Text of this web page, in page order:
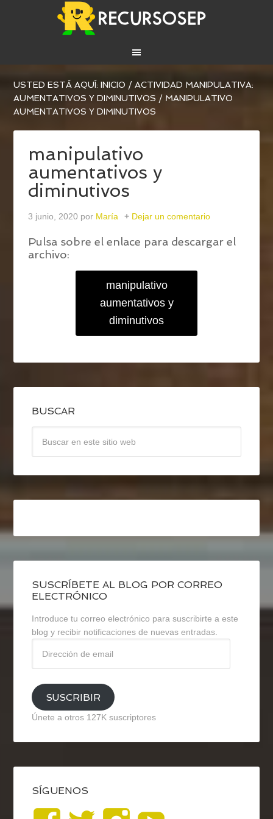
USTED ESTÁ AQUÍ:INICIO / ACTIVIDAD MANIPULATIVA:
AUMENTATIVOS Y DIMINUTIVOS / MANIPULATIVO
AUMENTATIVOS Y DIMINUTIVOS
manipulativo
aumentativos y
diminutivos
3 junio, 2020 por María Dejar un comentario
Pulsa sobre el enlace para descargar el
archivo:
manipulativo
aumentativos y
diminutivos
BUSCAR
SUSCRÍBETE AL BLOG POR CORREO
ELECTRÓNICO
Introduce tu correo electrónico para suscribirte a este
blog y recibir notificaciones de nuevas entradas.
email
SUSCRIBIR
Únete a otros 127K suscriptores
SÍGUENOS